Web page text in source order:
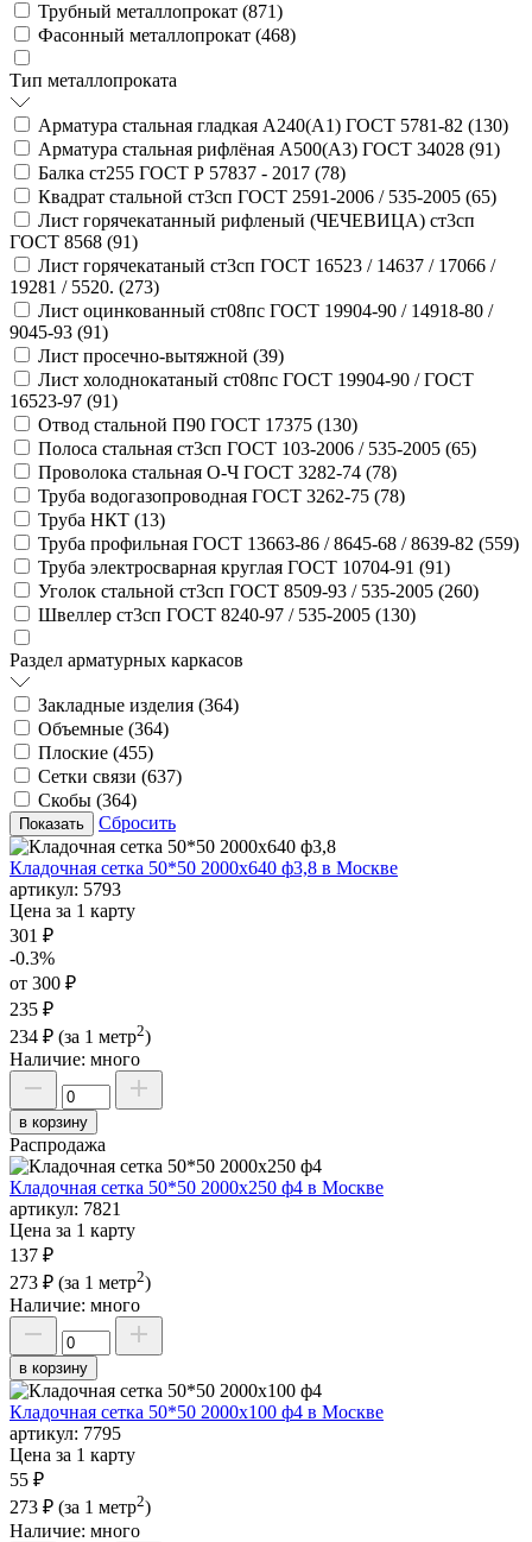
Трубный металлопрокат (871)
Фасонный металлопрокат (468)
Тип металлопроката
Арматура стальная гладкая А240(А1) ГОСТ 5781-82 (130)
Арматура стальная рифлёная А500(А3) ГОСТ 34028 (91)
Балка ст255 ГОСТ Р 57837 - 2017 (78)
Квадрат стальной ст3сп ГОСТ 2591-2006 / 535-2005 (65)
Лист горячекатанный рифленый (ЧЕЧЕВИЦА) ст3сп
ГОСТ 8568 (91)
Лист горячекатаный ст3сп ГОСТ 16523 / 14637 / 17066 /
19281 / 5520. (273)
Лист оцинкованный ст08пс ГОСТ 19904-90 / 14918-80 /
9045-93 (91)
Лист просечно-вытяжной (39)
Лист холоднокатаный ст08пс ГОСТ 19904-90 / ГОСТ
16523-97 (91)
Отвод стальной П90 ГОСТ 17375 (130)
Полоса стальная ст3сп ГОСТ 103-2006 / 535-2005 (65)
Проволока стальная О-Ч ГОСТ 3282-74 (78)
Труба водогазопроводная ГОСТ 3262-75 (78)
Труба НКТ (13)
Труба профильная ГОСТ 13663-86 / 8645-68 / 8639-82 (559)
Труба электросварная круглая ГОСТ 10704-91 (91)
Уголок стальной ст3сп ГОСТ 8509-93 / 535-2005 (260)
Швеллер ст3сп ГОСТ 8240-97 / 535-2005 (130)
Раздел арматурных каркасов
Закладные изделия (364)
Объемные (364)
Плоские (455)
Сетки связи (637)
Скобы (364)
Сбросить
Кладочная сетка 50*50 2000х640 ф3,8 в Москве
артикул: 5793
Цена за 1 карту
301 ₽
-0.3%
от 300 ₽
235 ₽
234 ₽ (за 1 метр2)
Наличие: много
в корзину
Распродажа
Кладочная сетка 50*50 2000х250 ф4 в Москве
артикул: 7821
Цена за 1 карту
137 ₽
273 ₽ (за 1 метр2)
Наличие: много
в корзину
Кладочная сетка 50*50 2000х100 ф4 в Москве
артикул: 7795
Цена за 1 карту
55 ₽
273 ₽ (за 1 метр2)
Наличие: много